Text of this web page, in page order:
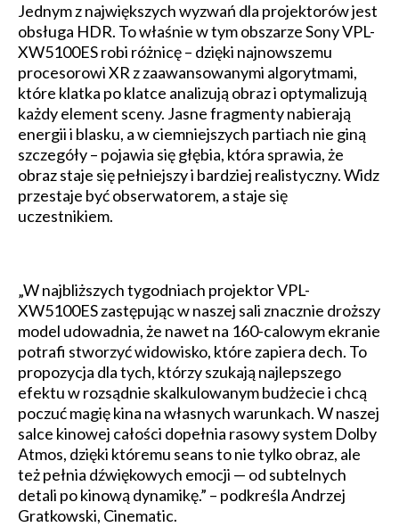
Jednym z największych wyzwań dla projektorów jest
obsługa HDR. To właśnie w tym obszarze Sony VPL-
XW5100ES robi różnicę – dzięki najnowszemu
procesorowi XR z zaawansowanymi algorytmami,
które klatka po klatce analizują obraz i optymalizują
każdy element sceny. Jasne fragmenty nabierają
energii i blasku, a w ciemniejszych partiach nie giną
szczegóły – pojawia się głębia, która sprawia, że
obraz staje się pełniejszy i bardziej realistyczny. Widz
przestaje być obserwatorem, a staje się
uczestnikiem.
„W najbliższych tygodniach projektor VPL-
XW5100ES zastępując w naszej sali znacznie droższy
model udowadnia, że nawet na 160-calowym ekranie
potrafi stworzyć widowisko, które zapiera dech. To
propozycja dla tych, którzy szukają najlepszego
efektu w rozsądnie skalkulowanym budżecie i chcą
poczuć magię kina na własnych warunkach. W naszej
salce kinowej całości dopełnia rasowy system Dolby
Atmos, dzięki któremu seans to nie tylko obraz, ale
też pełnia dźwiękowych emocji — od subtelnych
detali po kinową dynamikę.” – podkreśla Andrzej
Gratkowski, Cinematic.